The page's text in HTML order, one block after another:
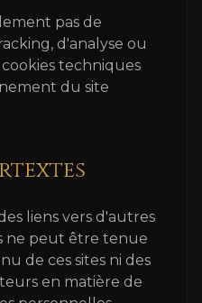
pas de
d'analyse ou
techniques
du site
liens vers d'autres
ne peut être tenue
de ces sites ni des
en matière de